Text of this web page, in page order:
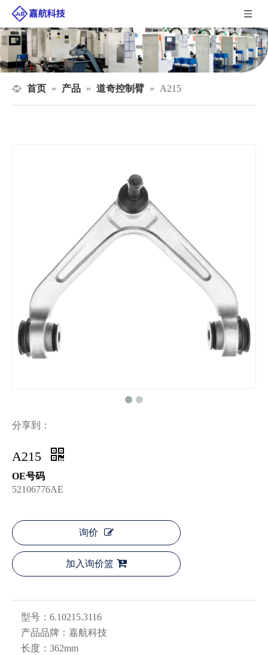
首页 » 产品 » 道奇控制臂 » A215
分享到：
A215
OE号码
52106776AE
询价
加入询价篮
型号： 6.10215.3116
产品品牌： 嘉航科技
长度： 362mm